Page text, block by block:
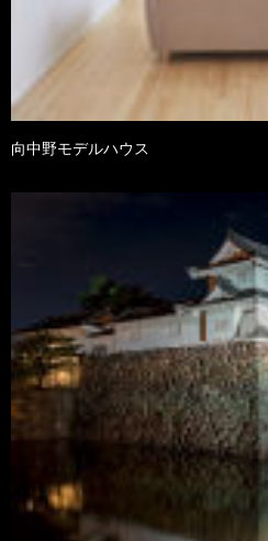
向中野モデルハウス